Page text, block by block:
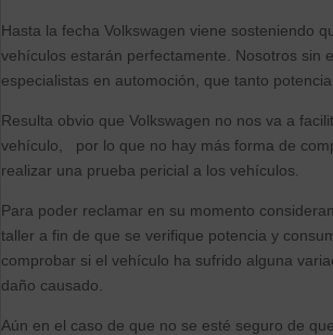
Hasta la fecha Volkswagen viene sosteniendo
vehículos estarán perfectamente. Nosotros sin
especialistas en automoción, que tanto
Resulta obvio que Volkswagen no nos va a
vehículo, por lo que no hay más forma de
realizar una prueba pericial a los vehículos.
Para poder reclamar en su momento
taller a fin de que se verifique potencia y
comprobar si el vehículo ha sufrido alguna
daño causado.
Aún en el caso de que no se esté seguro de